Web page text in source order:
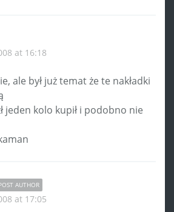
at 16:18
ale był już temat że te nakładki
jeden kolo kupił i podobno nie
AUTHOR
at 17:05